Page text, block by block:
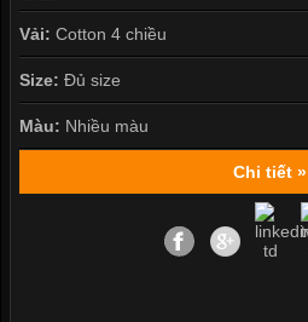
Vải: Cotton 4 chiều
Size: Đủ size
Màu: Nhiều màu
Chi tiết »